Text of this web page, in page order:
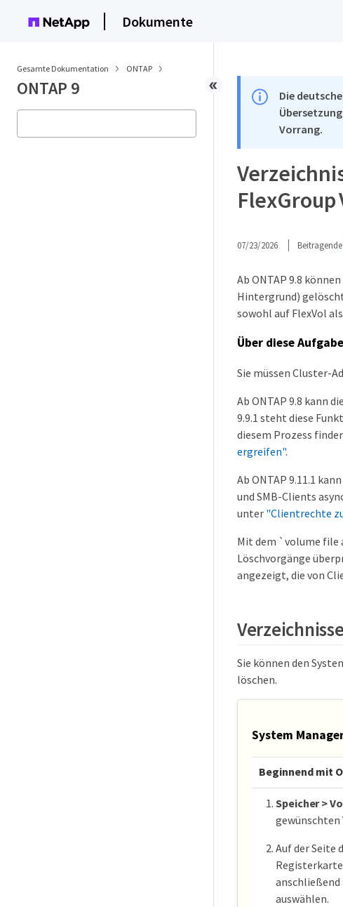
Dokumente
Gesamte Dokumentation ONTAP
ONTAP 9
Die
Vorrang.
FlexGroup
07/23/2026 Beitragende
Ab ONTAP 9.8
Hintergrund)
sowohl auf FlexVol
Über diese Aufgabe
Sie müssen Cluster-
Ab ONTAP 9.8 kann
9.9.1 steht diese
diesem Prozess
ergreifen".
Ab ONTAP 9.11.1
und SMB-Clients
unter "Clientrechte
Mit dem `volume file
Löschvorgänge
angezeigt, die von
Sie können den
löschen.
System
Beginnend mit
Speicher >
gewünschten
Auf der Seite
Registerkarte
auswählen.